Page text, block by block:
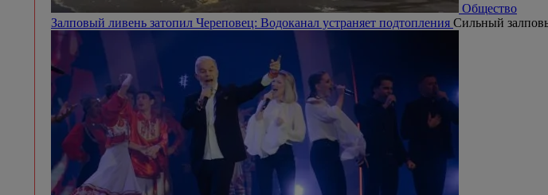
Общество
Залповый ливень затопил Череповец: Водоканал устраняет подтопления Сильный